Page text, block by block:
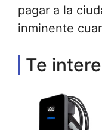
pagar a la
inminente
Te